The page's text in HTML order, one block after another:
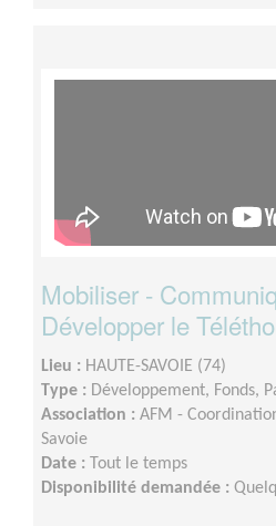
Mobiliser -
Développer le
Lieu : HAUTE-SAVOIE (74)
Type : Développement, Fonds,
Association : AFM -
Savoie
Date :
Tout le temps
Disponibilité demandée :